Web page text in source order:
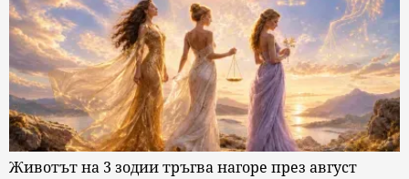
Животът на 3 зодии тръгва нагоре през август